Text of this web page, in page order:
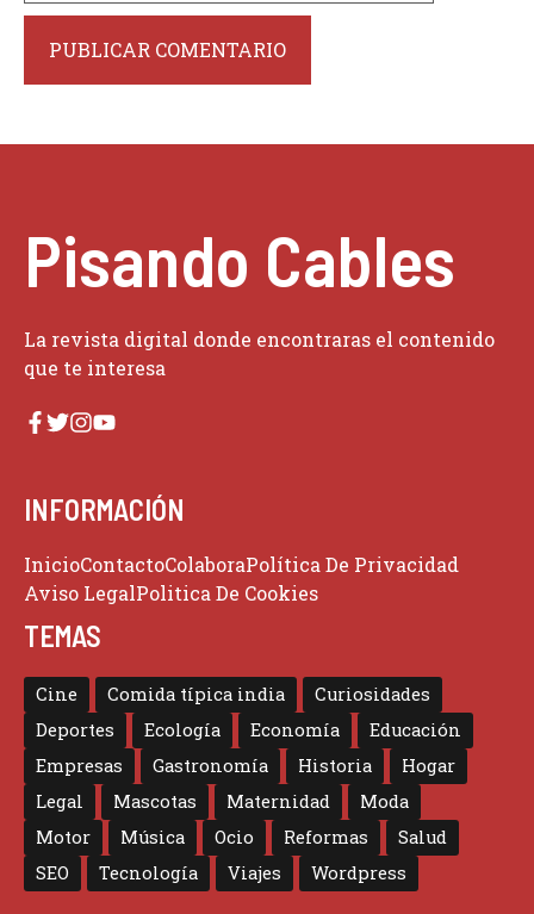
Pisando Cables
La revista digital donde encontraras el contenido
que te interesa
INFORMACIÓN
InicioContactoColaboraPolítica De Privacidad
Aviso LegalPolitica De Cookies
TEMAS
Cine Comida típica india
Curiosidades
Deportes
Ecología Economía
Educación
Empresas
Gastronomía Historia
Hogar
Legal
Mascotas Maternidad
Moda
Motor
Música Ocio Reformas
Salud
SEO
Tecnología Viajes Wordpress